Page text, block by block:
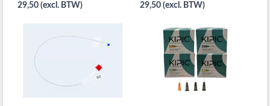
29,50 (excl. BTW)
29,50 (excl. BTW)